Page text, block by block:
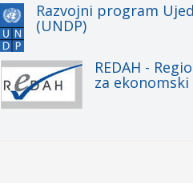
Razvojni program
(UNDP)
REDAH -
za ekonomski